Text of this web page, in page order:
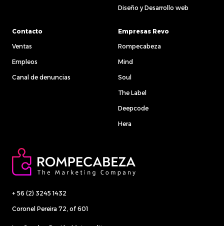
Diseño y Desarrollo web
Contacto
Ventas
Empleos
Canal de denuncias
Empresas Revo
Rompecabeza
Mind
Soul
The Label
Deepcode
Hera
+ 56 (2) 3245 1432
Coronel Pereira 72, of 601